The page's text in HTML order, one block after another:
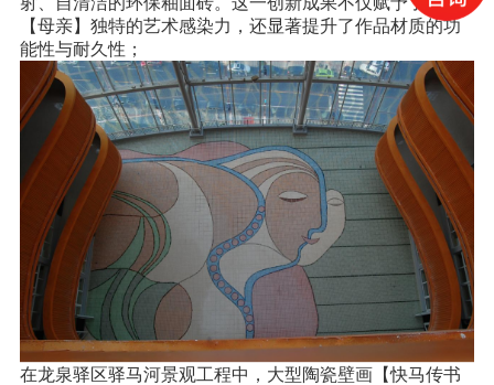
【母亲】独特的艺术感染力，还显著提升了作品材质的功
能性与耐久性；
在龙泉驿区驿马河景观工程中，大型陶瓷壁画【快马传书